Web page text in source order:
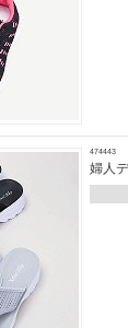
474443
婦人